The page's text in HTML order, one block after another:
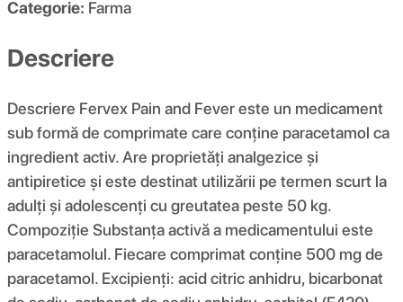
Categorie: Farma
Descriere
Descriere Fervex Pain and Fever este un medicament
sub formă de comprimate care conține paracetamol ca
ingredient activ. Are proprietăți analgezice și
antipiretice și este destinat utilizării pe termen scurt la
adulți și adolescenți cu greutatea peste 50 kg.
Compoziţie Substanța activă a medicamentului este
paracetamolul. Fiecare comprimat conține 500 mg de
paracetamol. Excipienți: acid citric anhidru, bicarbonat